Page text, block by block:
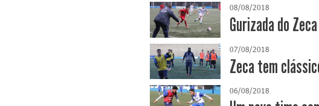
08/08/2018
Gurizada do
07/08/2018
Zeca tem
06/08/2018